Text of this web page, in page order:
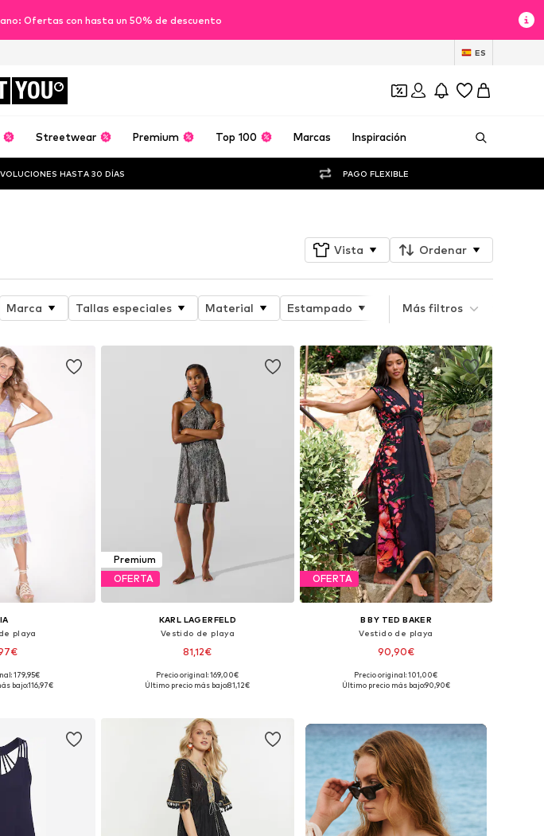
Ofertas con hasta un 50% de descuento
ES
YOU
Streetwear Premium Top 100 Marcas Inspiración
HASTA 30 DÍAS PAGO FLEXIBLE
Vista Ordenar
Marca Tallas especiales Material Estampado Atributo del producto
Más filtros
playa
38, 40-42, 44-46
179,95€
bajo:116,97€
Premium
OFERTA
KARL LAGERFELD
Vestido de playa
81,12€
Tallas disponibles: 38, 40, 42, 44
Precio original: 169,00€
Último precio más bajo:81,12€
OFERTA
B BY TED BAKER
Vestido de playa
90,90€
Tallas disponibles: 36, 38-40, 42-44, 50-52
Precio original: 101,00€
Último precio más bajo:90,90€